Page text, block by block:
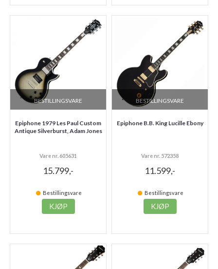
BESTILLINGSVARE
Epiphone 1979 Les Paul Custom
Antique Silverburst, Adam Jones
Vare nr. 605631
15.799,-
Bestillingsvare
KJØP
BESTILLINGSVARE
Epiphone B.B. King Lucille Ebony
Vare nr. 572358
11.599,-
Bestillingsvare
KJØP